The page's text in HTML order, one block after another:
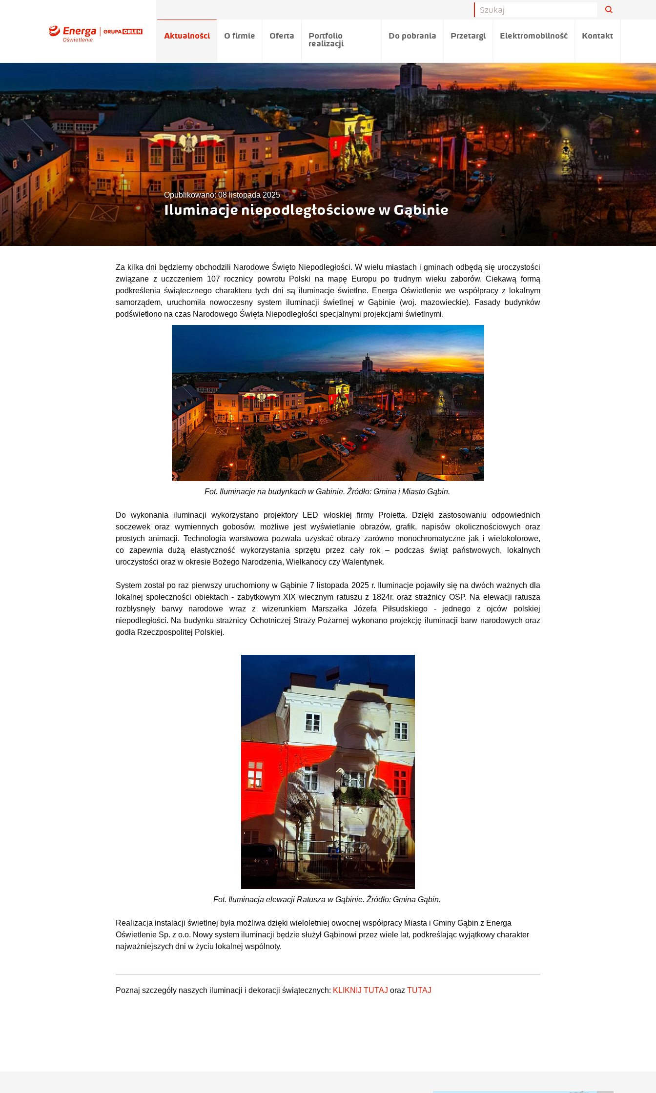
Aktualności O firmie Oferta
Portfolio
realizacji
Do pobrania Przetargi Elektromobilność Kontakt
Opublikowano: 08 listopada 2025
Iluminacje niepodległościowe w Gąbinie
Za kilka dni będziemy obchodzili Narodowe Święto Niepodległości. W wielu miastach i gminach odbędą się uroczystości
związane z uczczeniem 107 rocznicy powrotu Polski na mapę Europu po trudnym wieku zaborów. Ciekawą formą
podkreślenia świątecznego charakteru tych dni są iluminacje świetlne. Energa Oświetlenie we współpracy z lokalnym
samorządem, uruchomiła nowoczesny system iluminacji świetlnej w Gąbinie (woj. mazowieckie). Fasady budynków
podświetlono na czas Narodowego Święta Niepodległości specjalnymi projekcjami świetlnymi.
Fot. Iluminacje na budynkach w Gabinie. Źródło: Gmina i Miasto Gąbin.
Do wykonania iluminacji wykorzystano projektory LED włoskiej firmy Proietta. Dzięki zastosowaniu odpowiednich
soczewek oraz wymiennych gobosów, możliwe jest wyświetlanie obrazów, grafik, napisów okolicznościowych oraz
prostych animacji. Technologia warstwowa pozwala uzyskać obrazy zarówno monochromatyczne jak i wielokolorowe,
co zapewnia dużą elastyczność wykorzystania sprzętu przez cały rok – podczas świąt państwowych, lokalnych
uroczystości oraz w okresie Bożego Narodzenia, Wielkanocy czy Walentynek.
System został po raz pierwszy uruchomiony w Gąbinie 7 listopada 2025 r. Iluminacje pojawiły się na dwóch ważnych dla
lokalnej społeczności obiektach - zabytkowym XIX wiecznym ratuszu z 1824r. oraz strażnicy OSP. Na elewacji ratusza
rozbłysnęły barwy narodowe wraz z wizerunkiem Marszałka Józefa Piłsudskiego - jednego z ojców polskiej
niepodległości. Na budynku strażnicy Ochotniczej Straży Pożarnej wykonano projekcję iluminacji barw narodowych oraz
godła Rzeczpospolitej Polskiej.
Fot. Iluminacja elewacji Ratusza w Gąbinie. Źródło: Gmina Gąbin.
Realizacja instalacji świetlnej była możliwa dzięki wieloletniej owocnej współpracy Miasta i Gminy Gąbin z Energa
Oświetlenie Sp. z o.o. Nowy system iluminacji będzie służył Gąbinowi przez wiele lat, podkreślając wyjątkowy charakter
najważniejszych dni w życiu lokalnej wspólnoty.
Poznaj szczegóły naszych iluminacji i dekoracji świątecznych: KLIKNIJ TUTAJ oraz TUTAJ